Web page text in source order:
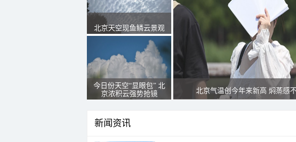
北京天空现鱼鳞云景观
今日份天空“显眼包” 北
京浓积云强势抢镜
北京气温创今年来新高 焖蒸感
新闻资讯